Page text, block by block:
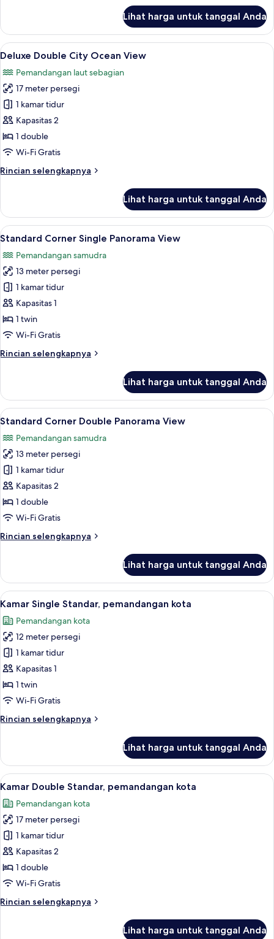
(Panorama
View)
Standard
Corner
Double
(Panorama
View)
Lihat harga untuk tanggal Anda
Lihat
semua
foto
untuk
Deluxe
Double
City
Ocean
Deluxe Double City Ocean View |
9
Deluxe Double City Ocean View
Pemandangan laut sebagian
17 meter persegi
1 kamar tidur
Kapasitas 2
1 double
Wi-Fi Gratis
Rincian selengkapnya
Rincian
Deluxe
Double
City
View
Lihat harga untuk tanggal Anda
Lihat
semua
foto
untuk
Standard
Corner
Single
Panorama
Standard Corner Single Panorama
15
Standard Corner Single Panorama View
Pemandangan samudra
13 meter persegi
1 kamar tidur
Kapasitas 1
1 twin
Wi-Fi Gratis
Rincian selengkapnya
Rincian
Standard
Corner
Single
View
Lihat harga untuk tanggal Anda
Lihat
semua
foto
untuk
Standard
Corner
Double
Panorama
Standard Corner Double Panorama
12
Standard Corner Double Panorama View
Pemandangan samudra
13 meter persegi
1 kamar tidur
Kapasitas 2
1 double
Wi-Fi Gratis
Rincian selengkapnya
Rincian
Standard
Corner
Double
View
Lihat harga untuk tanggal Anda
Lihat
semua
foto
untuk
Kamar
Single
Standar,
pemandangan
Kamar Single Standar,
12
Kamar Single Standar, pemandangan kota
Pemandangan kota
12 meter persegi
1 kamar tidur
Kapasitas 1
1 twin
Wi-Fi Gratis
Rincian selengkapnya
Rincian
Kamar
Single
Standar,
kota
Lihat harga untuk tanggal Anda
Lihat
semua
foto
untuk
Kamar
Double
Standar,
pemandangan
Kamar Double Standar,
10
Kamar Double Standar, pemandangan kota
Pemandangan kota
17 meter persegi
1 kamar tidur
Kapasitas 2
1 double
Wi-Fi Gratis
Rincian selengkapnya
Rincian
Lihat harga untuk tanggal Anda